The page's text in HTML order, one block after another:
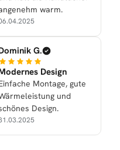
warm.
G.
Design
Montage, gute
und
Design.